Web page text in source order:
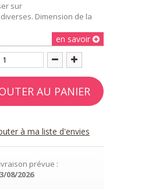
sur
Dimension de la
en savoir
AU PANIER
à ma liste d'envies
prévue :
08/2026